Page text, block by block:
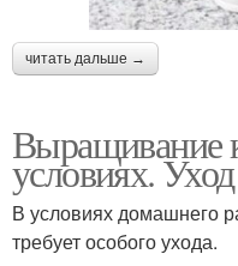
читать дальше →
Выращивание
условиях.
В условиях домашнего
требует особого ухода.